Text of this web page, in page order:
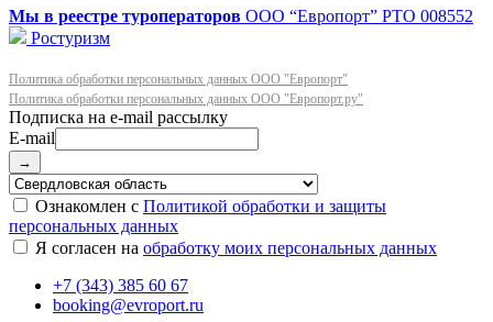
Мы в реестре туроператоров ООО “Европорт” РТО 008552
Ростуризм
Политика обработки персональных данных ООО "Европорт"
Политика обработки персональных данных ООО "Европорт.ру"
E-mail
→
Ознакомлен с Политикой обработки и защиты
персональных данных
Я согласен на обработку моих персональных данных
+7 (343) 385 60 67
booking@evroport.ru